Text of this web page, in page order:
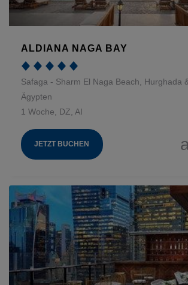
ALDIANA NAGA BAY
Safaga - Sharm El Naga Beach, Hurghada
Ägypten
1 Woche, DZ, AI
JETZT BUCHEN